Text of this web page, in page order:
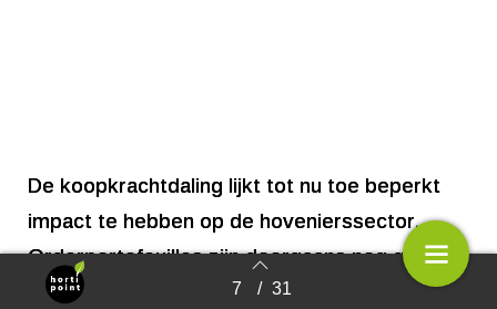
Terug naar overzicht 7 / 31
De koopkrachtdaling lijkt tot nu toe beperkt
impact te hebben op de hovenierssector.
Orderportefeuilles zijn doorgaans nog goed
gevuld, wel loopt het aantal offerte-aanvragen